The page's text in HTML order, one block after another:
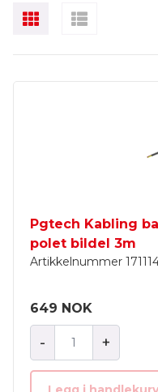
Pgtech Kabling
polet bildel 3m
Artikkelnummer
649 NOK
- +